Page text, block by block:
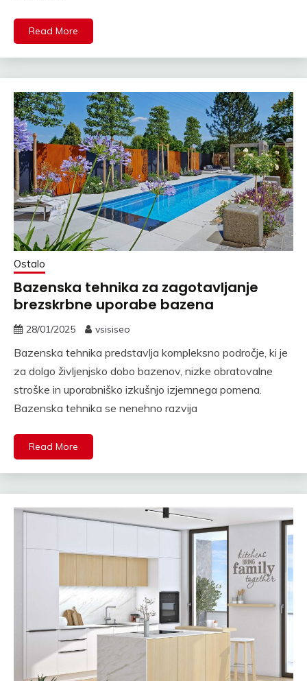
Read More
Ostalo
Bazenska tehnika za zagotavljanje
brezskrbne uporabe bazena
28/01/2025 vsisiseo
Bazenska tehnika predstavlja kompleksno področje, ki je
za dolgo življenjsko dobo bazenov, nizke obratovalne
stroške in uporabniško izkušnjo izjemnega pomena.
Bazenska tehnika se nenehno razvija
Read More